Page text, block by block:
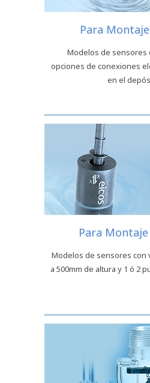
Para
Modelos de sensores
opciones de conexiones
en el
Para
Modelos de sensores con
a 500mm de altura y 1 ó 2